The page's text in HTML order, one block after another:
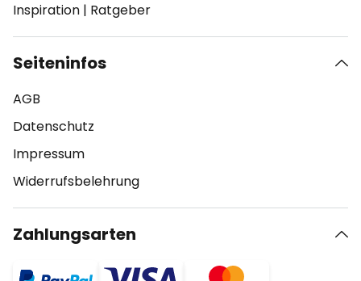
Inspiration | Ratgeber
Seiteninfos
AGB
Datenschutz
Impressum
Widerrufsbelehrung
Zahlungsarten